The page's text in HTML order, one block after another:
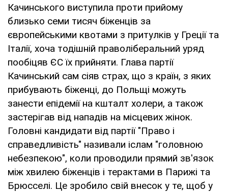
Качинського виступила проти прийому
близько семи тисяч біженців за
європейськими квотами з притулків у Греції та
Італії, хоча тодішній праволіберальний уряд
пообіцяв ЄС їх прийняти. Глава партії
Качинський сам сіяв страх, що з країн, з яких
прибувають біженці, до Польщі можуть
занести епідемії на кшталт холери, а також
застерігав від нападів на місцевих жінок.
Головні кандидати від партії "Право і
справедливість" називали іслам "головною
небезпекою", коли проводили прямий зв'язок
між хвилею біженців і терактами в Парижі та
Брюсселі. Це зробило свій внесок у те, щоб у